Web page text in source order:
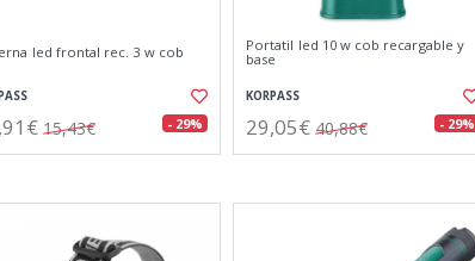
led frontal rec. 3 w cob
15,43€ - 29%
Portatil led 10 w cob recargable y
base
KORPASS
29,05€ 40,88€ - 29%